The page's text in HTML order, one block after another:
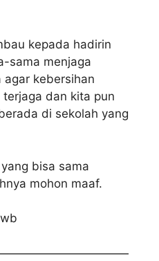
kepada hadirin
sama menjaga
agar kebersihan
dan kita pun
di sekolah yang
bisa sama
mohon maaf.